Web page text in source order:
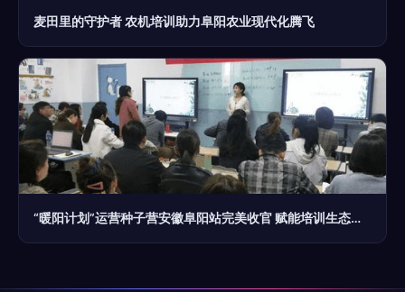
麦田里的守护者 农机培训助力阜阳农业现代化腾飞
“暖阳计划”运营种子营安徽阜阳站完美收官 赋能培训生态，阜阳再启新程